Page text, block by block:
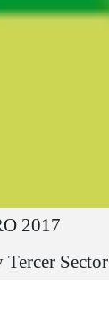
2017
Sector